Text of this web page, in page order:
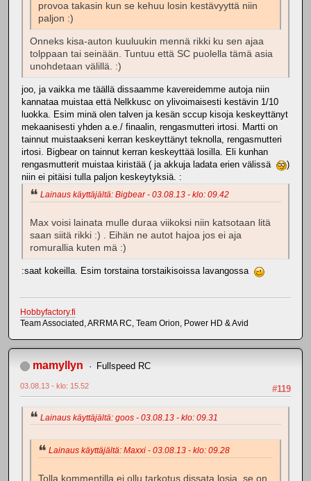
provoa takasin kun se kehuu losin kestävyyttä niin
paljon :)
Onneks kisa-auton kuuluukin mennä rikki ku sen ajaa
tolppaan tai seinään. Tuntuu että SC puolella tämä asia
unohdetaan välillä. :)
joo, ja vaikka me täällä dissaamme kavereidemme autoja niin
kannataa muistaa että Nelkkusc on ylivoimaisesti kestävin 1/10
luokka. Esim minä olen talven ja kesän sccup kisoja keskeyttänyt
mekaanisesti yhden a.e./ finaalin, rengasmutteri irtosi. Martti on
tainnut muistaakseni kerran keskeyttänyt teknolla, rengasmutteri
irtosi. Bigbear on tainnut kerran keskeyttää losilla. Eli kunhan
rengasmutterit muistaa kiristää ( ja akkuja ladata erien välissä
)
niin ei pitäisi tulla paljon keskeytyksiä. :
Lainaus käyttäjältä: Bigbear - 03.08.13 - klo: 09.42
Max voisi lainata mulle duraa viikoksi niin katsotaan litä
saan siitä rikki :) . Eihän ne autot hajoa jos ei aja
romurallia kuten mä :)
:saat kokeilla. Esim torstaina torstaikisoissa lavangossa
Hobbyfactory.fi
Team Associated, ARRMA RC, Team Orion, Power HD & Avid
mamyllyn Fullspeed RC
#119
03.08.13 - klo: 15.52
Lainaus käyttäjältä: goos - 03.08.13 - klo: 09.31
Lainaus käyttäjältä: Maxxi - 03.08.13 - klo: 09.28
Tolla kommentilla ei ollu tarkotus dissata losia, se on